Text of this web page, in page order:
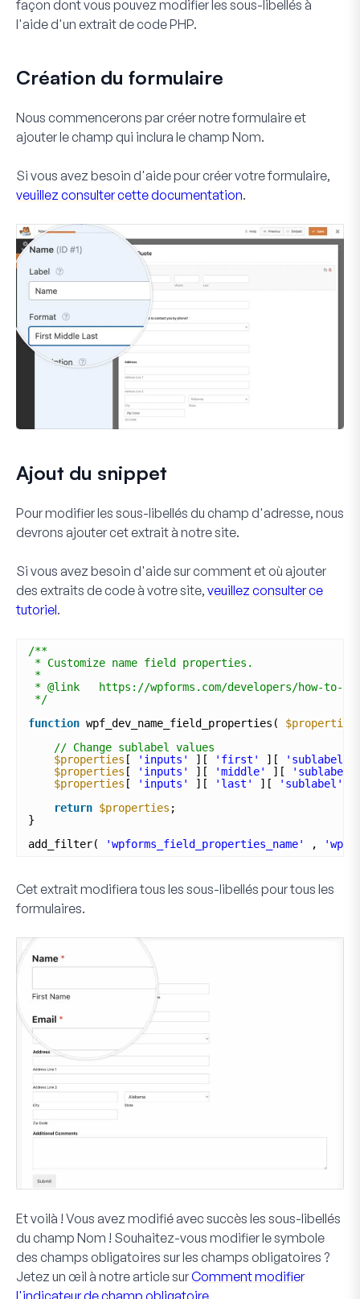
façon dont vous pouvez modifier les sous-libellés à
l'aide d'un extrait de code PHP.
Création du formulaire
Nous commencerons par créer notre formulaire et
ajouter le champ qui inclura le champ Nom.
Si vous avez besoin d'aide pour créer votre formulaire,
veuillez consulter cette documentation.
Ajout du snippet
Pour modifier les sous-libellés du champ d'adresse, nous
devrons ajouter cet extrait à notre site.
Si vous avez besoin d'aide sur comment et où ajouter
des extraits de code à votre site, veuillez consulter ce
tutoriel.
/**
* Customize name field properties.
*
* @link   https://wpforms.com/developers/how-to-
*/
function wpf_dev_name_field_properties( $properties
// Change sublabel values
$properties [ 'inputs' ][ 'first' ][ 'sublabel'
$properties [ 'inputs' ][ 'middle' ][
'sublabel'
$properties [ 'inputs' ][ 'last' ][ 'sublabel'
return $properties ;
}
add_filter(
'wpforms_field_properties_name' ,
Cet extrait modifiera tous les sous-libellés pour tous les
formulaires.
Et voilà ! Vous avez modifié avec succès les sous-libellés
du champ Nom ! Souhaitez-vous modifier le symbole
des champs obligatoires sur les champs obligatoires ?
Jetez un œil à notre article surComment modifier
l'indicateur de champ obligatoire